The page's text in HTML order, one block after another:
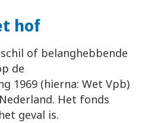
hof
of belanghebbende
de
1969 (hierna: Wet Vpb)
Het fonds
geval is.